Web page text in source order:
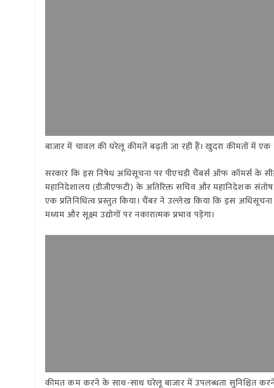
बाजार में चावल की घरेलू कीमतें बढ़ती जा रही हैं। खुदरा कीमतों में
सरकार कि इस निषेध अधिसूचना पर पीएचडी चैंबर्स ऑफ कॉमर्स के
महानिदेशालय (डीजीएफटी) के अतिरिक्त सचिव और महानिदेशक
एक प्रतिनिधित्व प्रस्तुत किया। चैंबर ने उल्लेख किया कि इस
मध्यम और सूक्ष्म उद्योगों पर नकारात्मक प्रभाव पड़ेगा।
कीमत कम करने के साथ-साथ घरेलू बाजार में उपलब्धता सुनिश्चित